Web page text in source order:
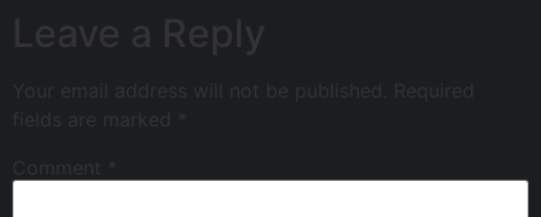
Leave a Reply
Your email address will not be published.
Required
fields are marked
Comment